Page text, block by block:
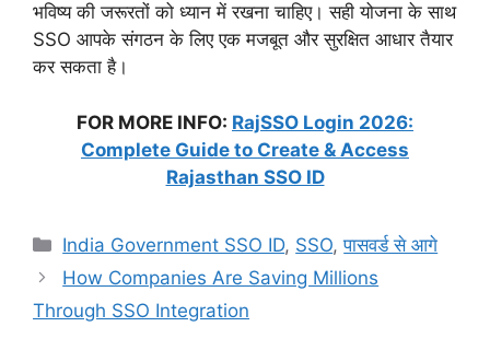
भविष्य की जरूरतों को ध्यान में रखना चाहिए। सही योजना के साथ
SSO आपके संगठन के लिए एक मजबूत और सुरक्षित आधार तैयार
कर सकता है।
FOR MORE INFO: RajSSO Login 2026:
Complete Guide to Create & Access
Rajasthan SSO ID
Categories
India Government SSO ID, SSO,पासवर्ड से आगे
How Companies Are Saving Millions
Through SSO Integration